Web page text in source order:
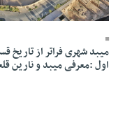
26 Mehr 1398 - 14:51
میبد شهری فراتر از تاریخ
اول :معرفی میبد و نارین